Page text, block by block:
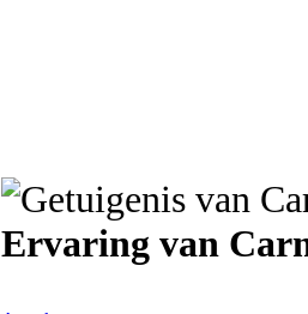
Ervaring van